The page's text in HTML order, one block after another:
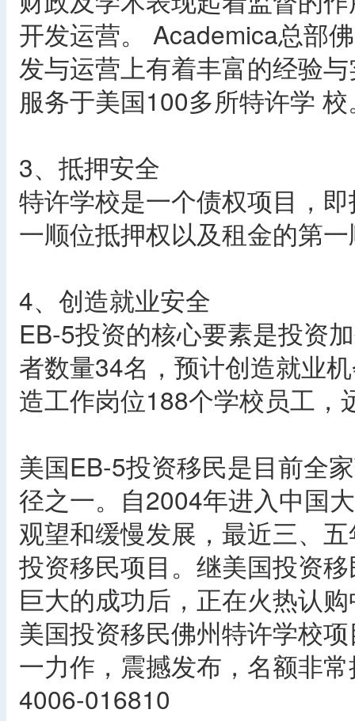
开发运营。 Academica总部
发与运营上有着丰富的经验
服务于美国100多所特许学 校
3、抵押安全
特许学校是一个债权项目，
一顺位抵押权以及租金的第
4、创造就业安全
EB-5投资的核心要素是投资
者数量34名，预计创造就业
造工作岗位188个学校员工，
美国EB-5投资移民是目前全
径之一。自2004年进入中国
观望和缓慢发展，最近三、
投资移民项目。继美国投资
巨大的成功后，正在火热认
美国投资移民佛州特许学校
一力作，震撼发布，名额非
4006-016810